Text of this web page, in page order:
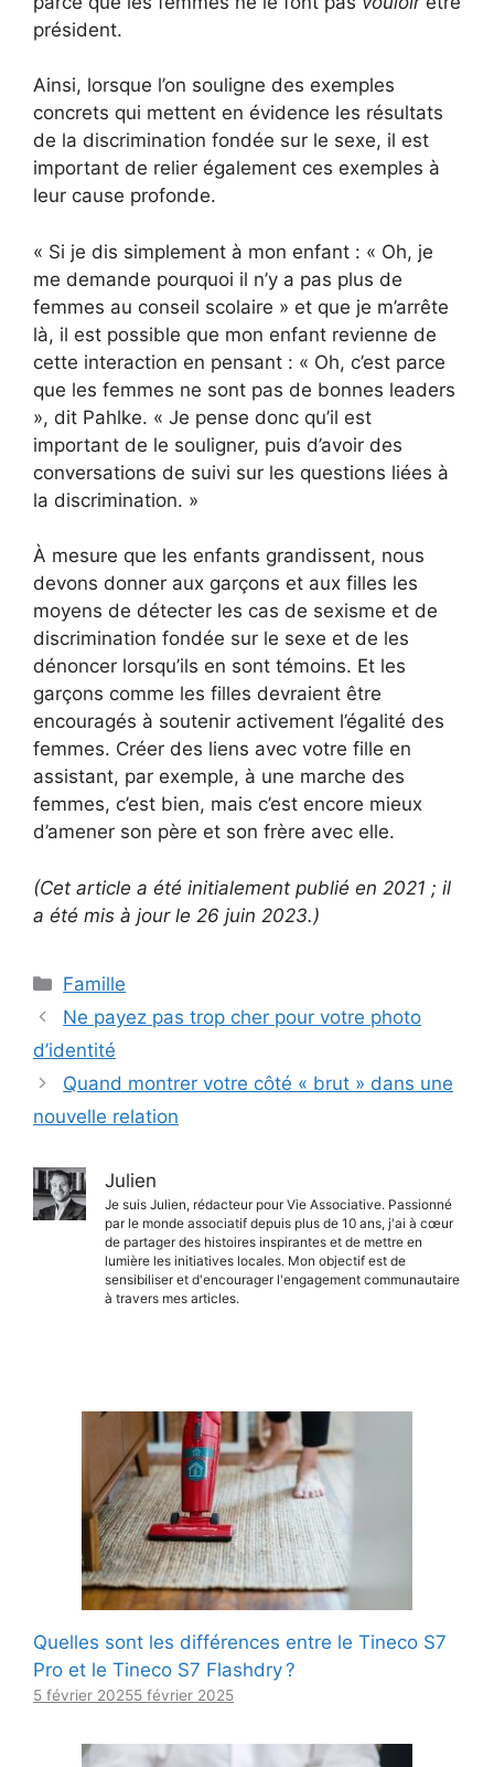
président.
Ainsi, lorsque l’on souligne des exemples
concrets qui mettent en évidence les résultats
de la discrimination fondée sur le sexe, il est
important de relier également ces exemples à
leur cause profonde.
« Si je dis simplement à mon enfant : « Oh, je
me demande pourquoi il n’y a pas plus de
femmes au conseil scolaire » et que je m’arrête
là, il est possible que mon enfant revienne de
cette interaction en pensant : « Oh, c’est parce
que les femmes ne sont pas de bonnes leaders
», dit Pahlke. « Je pense donc qu’il est
important de le souligner, puis d’avoir des
conversations de suivi sur les questions liées à
la discrimination. »
À mesure que les enfants grandissent, nous
devons donner aux garçons et aux filles les
moyens de détecter les cas de sexisme et de
discrimination fondée sur le sexe et de les
dénoncer lorsqu’ils en sont témoins. Et les
garçons comme les filles devraient être
encouragés à soutenir activement l’égalité des
femmes. Créer des liens avec votre fille en
assistant, par exemple, à une marche des
femmes, c’est bien, mais c’est encore mieux
d’amener son père et son frère avec elle.
(Cet article a été initialement publié en 2021 ; il
a été mis à jour le 26 juin 2023.)
Catégories
Famille
Ne payez pas trop cher pour votre photo
d’identité
Quand montrer votre côté « brut » dans une
nouvelle relation
Julien
Je suis Julien, rédacteur pour Vie Associative. Passionné
par le monde associatif depuis plus de 10 ans, j'ai à cœur
de partager des histoires inspirantes et de mettre en
lumière les initiatives locales. Mon objectif est de
sensibiliser et d'encourager l'engagement communautaire
à travers mes articles.
Quelles sont les différences entre le Tineco S7
Pro et le Tineco S7 Flashdry ?
5 février 20255 février 2025